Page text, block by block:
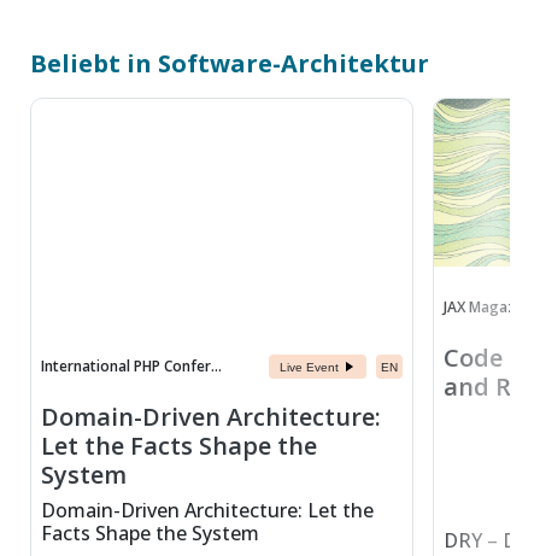
Beliebt in Software-Architektur
International PHP Confer... Live Event EN
Domain-Driven Architecture:
Let the Facts Shape the
System
Domain-Driven Architecture: Let the
Facts Shape the System
JAX Magazine
Code
and
DRY –